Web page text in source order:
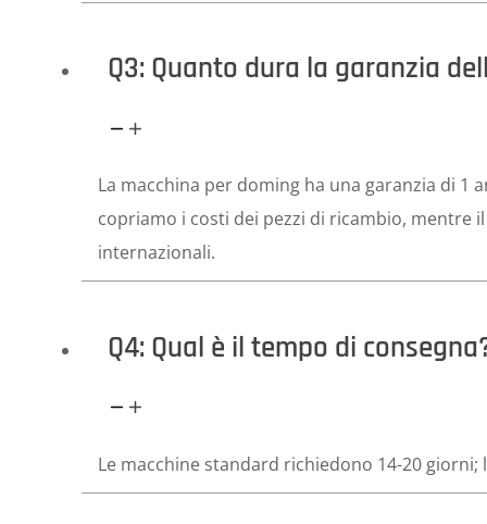
Q3: Quanto dura la garanzia
La macchina per doming ha una garanzia di 1
copriamo i costi dei pezzi di ricambio, mentre
internazionali.
Q4: Qual è il tempo di
Le macchine standard richiedono 14-20